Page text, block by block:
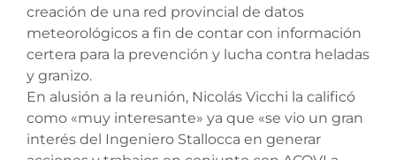
creación de una red provincial de datos
meteorológicos a fin de contar con información
certera para la prevención y lucha contra heladas
y granizo.
En alusión a la reunión, Nicolás Vicchi la calificó
como «muy interesante» ya que «se vio un gran
interés del Ingeniero Stallocca en generar